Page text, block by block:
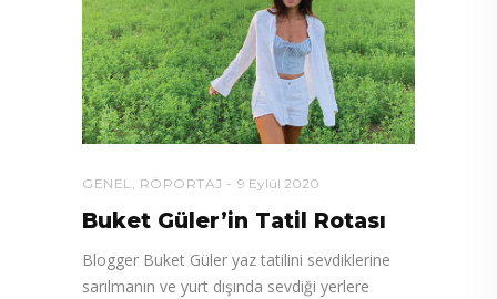
GENEL, RÖPORTAJ 9 Eylül 2020
Buket Güler’in Tatil Rotası
Blogger Buket Güler yaz tatilini sevdiklerine
sarılmanın ve yurt dışında sevdiği yerlere